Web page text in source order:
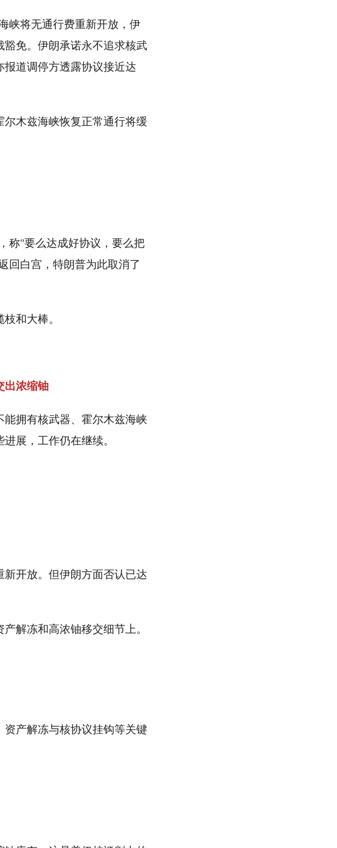
峡将无通行费重新开放，伊
免。伊朗承诺永不追求核武
道调停方透露协议接近达
木兹海峡恢复正常通行将缓
称"要么达成好协议，要么把
回白宫，特朗普为此取消了
和大棒。
出浓缩铀
拥有核武器、霍尔木兹海峡
展，工作仍在继续。
开放。但伊朗方面否认已达
解冻和高浓铀移交细节上。
产解冻与核协议挂钩等关键